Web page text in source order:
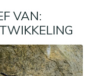
VAN: